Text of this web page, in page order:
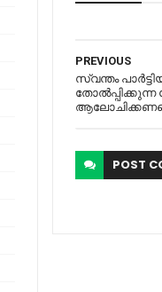
PREVIOUS
സ്വന്തം
POST